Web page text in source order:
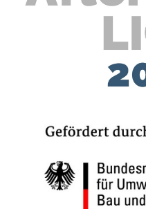
Siegerehrung Damen LK: